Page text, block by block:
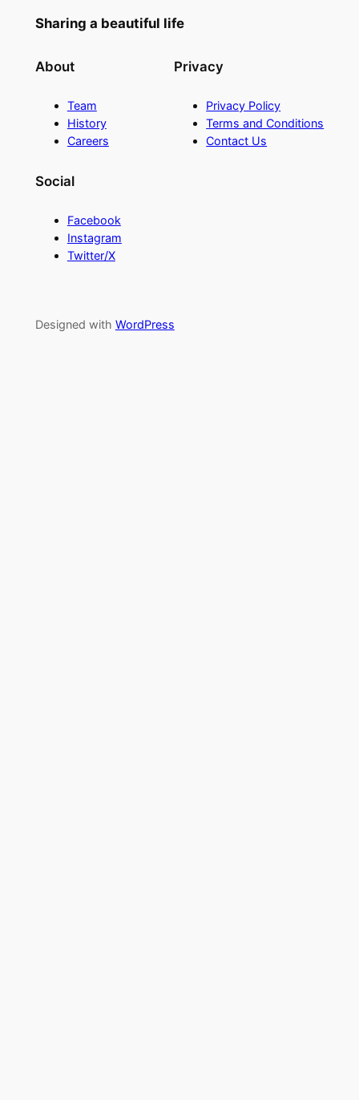
Sharing a beautiful life
About
Team
History
Careers
Privacy
Privacy Policy
Terms and Conditions
Contact Us
Social
Facebook
Instagram
Twitter/X
Designed with WordPress